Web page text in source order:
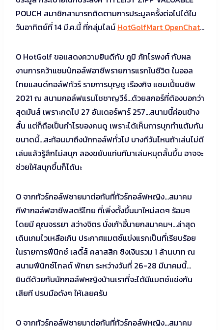
POUCH สมาชิกสามารถติดตามการประมูลครั้งต่อไปได้ใน
วันอาทิตย์ที่ 14 มี.ค.นี้ ที่กลุ่มไลน์ HotGolfMart OpenChat…
O HotGolf ขอแสดงความยินดีกับ ภูมิ ภัทโรพงศ์ กับผล
งานการคว้าแชมป์กอล์ฟอาชีพรายการแรกในชีวิต ในออล
ไทยแลนด์กอล์ฟทัวร์ รายการบุญชู เรืองกิจ แชมเปี้ยนชิพ
2021 ณ สนามกอล์ฟแรนโชชาญวีร์…ด้วยสกอร์ที่ต้องบอกว่า
สุดมันส์ เพราะกดไป 27 อันเดอร์พาร์ 257…สนามนี้ค่อนข้าง
สั้น แต่ก็ถือเป็นกำไรของคนดู เพราะได้เห็นการบุกทำแต้มกัน
ขนาดนี้…สะท้อนมาถึงนักกอล์ฟทั่วไป บางทีวันไหนถ้าเล่นไม่ดี
เล่นแล้วรู้สึกไม่สนุก ลองขยับแท่นทีมาเล่นหมุดสั้นขึ้น อาจจะ
ช่วยให้สนุกขึ้นก็ได้นะ
O จากทัวร์กอล์ฟชายมาต่อกันที่ทัวร์กอล์ฟหญิง…สมาคม
กีฬากอล์ฟอาชีพสตรีไทย ที่เพิ่งตั้งขึ้นมาใหม่สดๆ ร้อนๆ
โดยมี คุณจรรยา สว่างจิตร นั่งเก้าอี้นายกสมาคมฯ…ล่าสุด
เดินเกมไวเหลือเกิน ประกาศแมตช์แข่งแรกเป็นที่เรียบร้อย
ในรายการฟีนิกซ์ เลดี้ส์ คลาสสิก ชิงเงินรวม 1 ล้านบาท ณ
สนามฟีนิกซ์โกลด์ พัทยา ระหว่างวันที่ 26-28 มีนาคมนี้…
ยินดีด้วยกับนักกอล์ฟหญิงบ้านเราที่จะได้มีแมตช์แข่งกัน
เสียที ปรบมือดังๆ ให้เลยครับ
O จากทัวร์กอล์ฟชายมาต่อกันที่ทัวร์กอล์ฟหญิง…สมาคม